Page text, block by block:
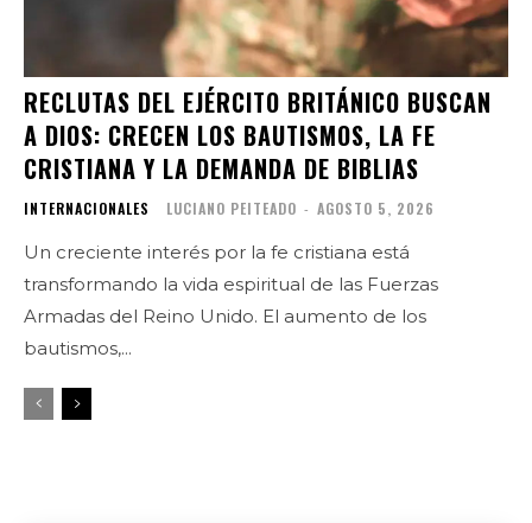
RECLUTAS DEL EJÉRCITO BRITÁNICO BUSCAN
A DIOS: CRECEN LOS BAUTISMOS, LA FE
CRISTIANA Y LA DEMANDA DE BIBLIAS
INTERNACIONALES LUCIANO PEITEADO - AGOSTO 5, 2026
Un creciente interés por la fe cristiana está
transformando la vida espiritual de las Fuerzas
Armadas del Reino Unido. El aumento de los
bautismos,...